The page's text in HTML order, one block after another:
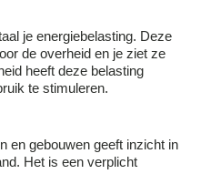
je energiebelasting. Deze
de overheid en je ziet ze
heeft deze belasting
te stimuleren.
en gebouwen geeft inzicht in
Het is een verplicht